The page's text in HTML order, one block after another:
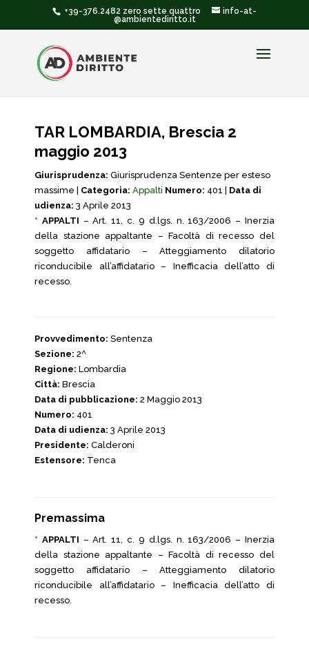
+39-376.2482 zero sette quattro
info-at-
@ambientediritto.it
TAR LOMBARDIA, Brescia 2
maggio 2013
Giurisprudenza: Giurisprudenza Sentenze per esteso
massime | Categoria: Appalti Numero: 401 | Data di
udienza: 3 Aprile 2013
* APPALTI – Art. 11, c. 9 d.lgs. n. 163/2006 – Inerzia
della stazione appaltante – Facoltà di recesso del
soggetto affidatario – Atteggiamento dilatorio
riconducibile all’affidatario – Inefficacia dell’atto di
recesso.
Provvedimento: Sentenza
Sezione: 2^
Regione: Lombardia
Città: Brescia
Data di pubblicazione: 2 Maggio 2013
Numero: 401
Data di udienza: 3 Aprile 2013
Presidente: Calderoni
Estensore: Tenca
Premassima
* APPALTI – Art. 11, c. 9 d.lgs. n. 163/2006 – Inerzia
della stazione appaltante – Facoltà di recesso del
soggetto affidatario – Atteggiamento dilatorio
riconducibile all’affidatario – Inefficacia dell’atto di
recesso.